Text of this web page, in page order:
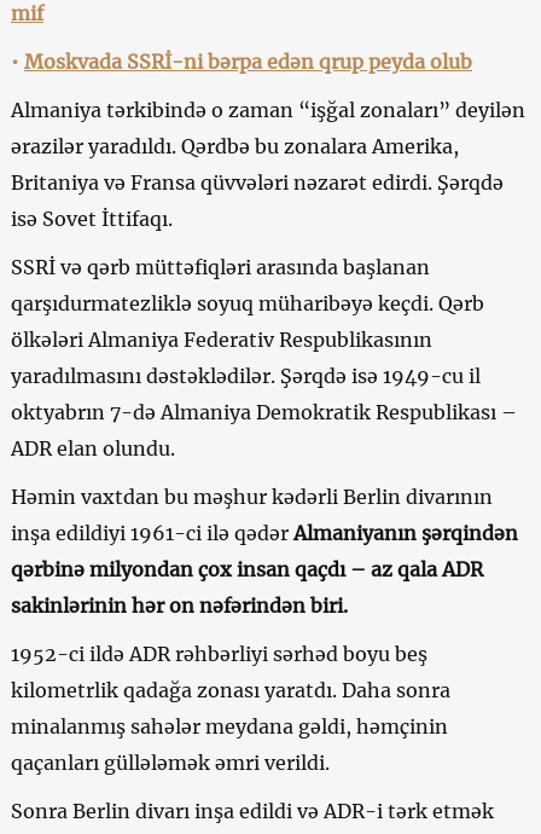
mif
• Moskvada SSRİ-ni bərpa edən qrup peyda olub
Almaniya tərkibində o zaman “işğal zonaları” deyilən
ərazilər yaradıldı. Qərdbə bu zonalara Amerika,
Britaniya və Fransa qüvvələri nəzarət edirdi. Şərqdə
isə Sovet İttifaqı.
SSRİ və qərb müttəfiqləri arasında başlanan
qarşıdurmatezliklə soyuq müharibəyə keçdi. Qərb
ölkələri Almaniya Federativ Respublikasının
yaradılmasını dəstəklədilər. Şərqdə isə 1949-cu il
oktyabrın 7-də Almaniya Demokratik Respublikası –
ADR elan olundu.
Həmin vaxtdan bu məşhur kədərli Berlin divarının
inşa edildiyi 1961-ci ilə qədərAlmaniyanın şərqindən
qərbinə milyondan çox insan qaçdı – az qala ADR
sakinlərinin hər on nəfərindən biri.
1952-ci ildə ADR rəhbərliyi sərhəd boyu beş
kilometrlik qadağa zonası yaratdı. Daha sonra
minalanmış sahələr meydana gəldi, həmçinin
qaçanları güllələmək əmri verildi.
Sonra Berlin divarı inşa edildi və ADR-i tərk etmək